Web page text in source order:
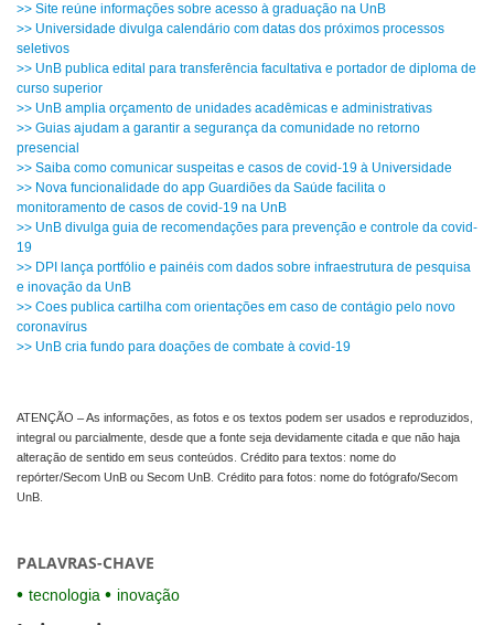
>> Site reúne informações sobre acesso à graduação na UnB
>> Universidade divulga calendário com datas dos próximos processos
seletivos
>> UnB publica edital para transferência facultativa e portador de diploma de
curso superior
>> UnB amplia orçamento de unidades acadêmicas e administrativas
>> Guias ajudam a garantir a segurança da comunidade no retorno
presencial
>> Saiba como comunicar suspeitas e casos de covid-19 à Universidade
>> Nova funcionalidade do app Guardiões da Saúde facilita o
monitoramento de casos de covid-19 na UnB
>> UnB divulga guia de recomendações para prevenção e controle da covid-
19
>> DPI lança portfólio e painéis com dados sobre infraestrutura de pesquisa
e inovação da UnB
>> Coes publica cartilha com orientações em caso de contágio pelo novo
coronavírus
>> UnB cria fundo para doações de combate à covid-19
ATENÇÃO – As informações, as fotos e os textos podem ser usados e reproduzidos,
integral ou parcialmente, desde que a fonte seja devidamente citada e que não haja
alteração de sentido em seus conteúdos. Crédito para textos: nome do
repórter/Secom UnB ou Secom UnB. Crédito para fotos: nome do fotógrafo/Secom
UnB.
PALAVRAS-CHAVE
tecnologia inovação